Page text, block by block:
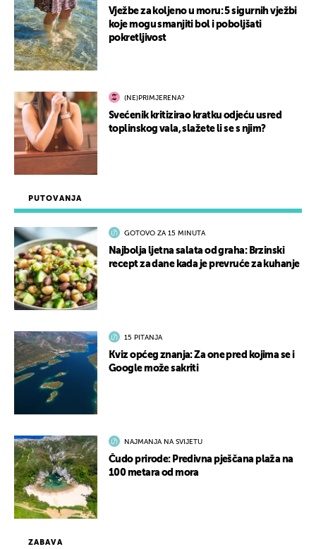
ZABAVA
PUTOVANJA
GOTOVO ZA 15 MINUTA
Najbolja ljetna salata od graha: Brzinski
recept za dane kada je prevruće za kuhanje
15 PITANJA
Kviz općeg znanja: Za one pred kojima se i
Google može sakriti
NAJMANJA NA SVIJETU
Čudo prirode: Predivna pješčana plaža na
100 metara od mora
Vježbe za koljeno u moru: 5 sigurnih vježbi
koje mogu smanjiti bol i poboljšati
pokretljivost
(NE)PRIMJERENA?
Svećenik kritizirao kratku odjeću usred
toplinskog vala, slažete li se s njim?